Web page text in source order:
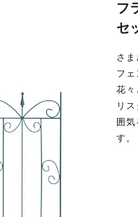
フ
セ
さ
フェ
花々
リ
囲
す。